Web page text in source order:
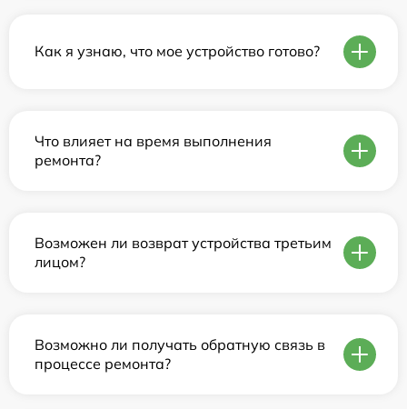
Как я узнаю, что мое устройство готово?
Что влияет на время выполнения
ремонта?
Возможен ли возврат устройства третьим
лицом?
Возможно ли получать обратную связь в
процессе ремонта?